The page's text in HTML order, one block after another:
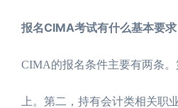
报名CIMA考试有什么基本要求
CIMA的报名条件主要有两条
上。第二，持有会计类相关